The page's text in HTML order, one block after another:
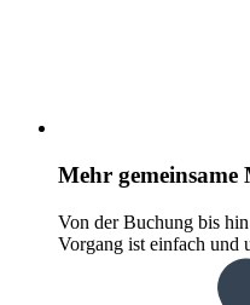
Mehr gemeinsame
Von der Buchung bis
Vorgang ist einfach und